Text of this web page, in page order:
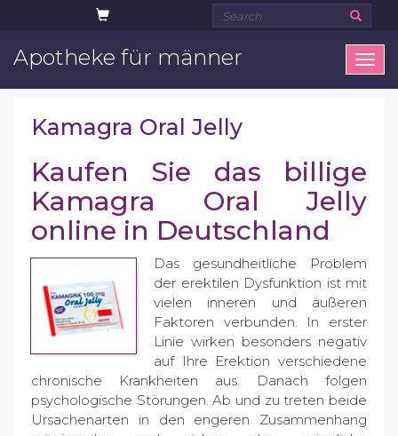
Apotheke für männer
Kamagra Oral Jelly
Kaufen Sie das billige
Kamagra Oral Jelly
online in Deutschland
Das gesundheitliche Problem
der erektilen Dysfunktion ist mit
vielen inneren und äußeren
Faktoren verbunden. In erster
Linie wirken besonders negativ
auf Ihre Erektion verschiedene
chronische Krankheiten aus. Danach folgen
psychologische Störungen. Ab und zu treten beide
Ursachenarten in den engeren Zusammenhang